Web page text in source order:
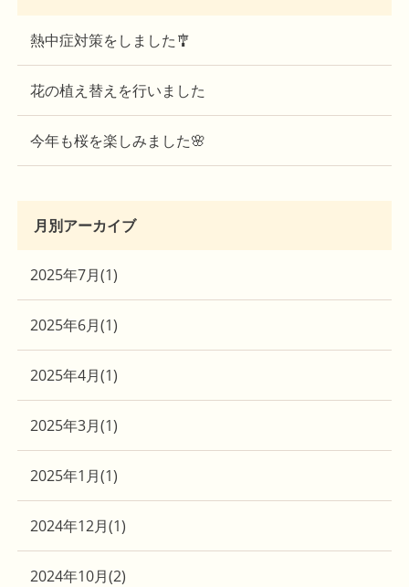
熱中症対策をしました🎐
花の植え替えを行いました
今年も桜を楽しみました🌸
月別アーカイブ
2025年7月(1)
2025年6月(1)
2025年4月(1)
2025年3月(1)
2025年1月(1)
2024年12月(1)
2024年10月(2)